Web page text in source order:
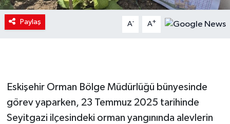
Paylaş A- A+
Eskişehir Orman Bölge Müdürlüğü bünyesinde
görev yaparken, 23 Temmuz 2025 tarihinde
Seyitgazi ilçesindeki orman yangınında alevlerin